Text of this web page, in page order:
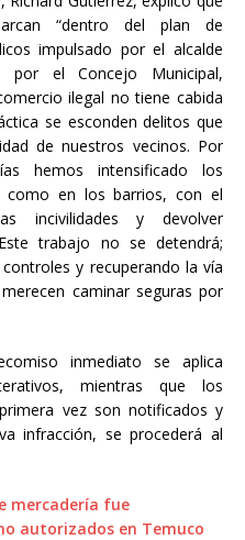
“dentro del plan de
impulsado por el alcalde
por el Concejo Municipal,
ilegal no tiene cabida
se esconden delitos que
de nuestros vecinos. Por
hemos intensificado los
en los barrios, con el
incivilidades y devolver
trabajo no se detendrá;
y recuperando la vía
caminar seguras por
inmediato se aplica
mientras que los
vez son notificados y
infracción, se procederá al
mercadería fue
autorizados en Temuco